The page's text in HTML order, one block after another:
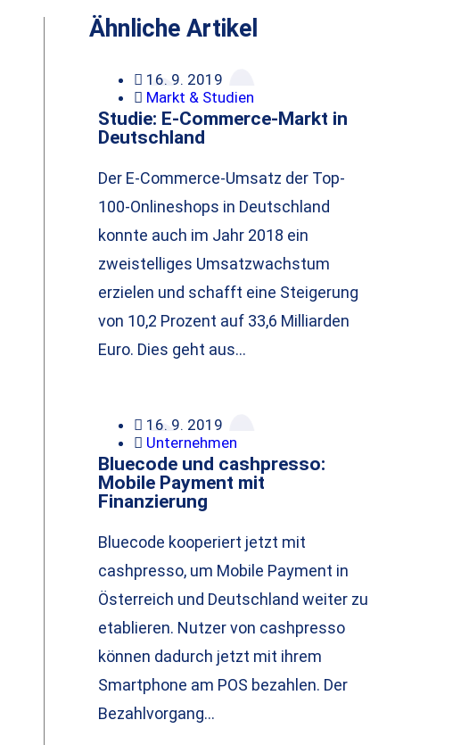
Ähnliche Artikel
16. 9. 2019
Markt & Studien
Studie: E-Commerce-Markt in
Deutschland
Der E-Commerce-Umsatz der Top-
100-Onlineshops in Deutschland
konnte auch im Jahr 2018 ein
zweistelliges Umsatzwachstum
erzielen und schafft eine Steigerung
von 10,2 Prozent auf 33,6 Milliarden
Euro. Dies geht aus…
16. 9. 2019
Unternehmen
Bluecode und cashpresso:
Mobile Payment mit
Finanzierung
Bluecode kooperiert jetzt mit
cashpresso, um Mobile Payment in
Österreich und Deutschland weiter zu
etablieren. Nutzer von cashpresso
können dadurch jetzt mit ihrem
Smartphone am POS bezahlen. Der
Bezahlvorgang…